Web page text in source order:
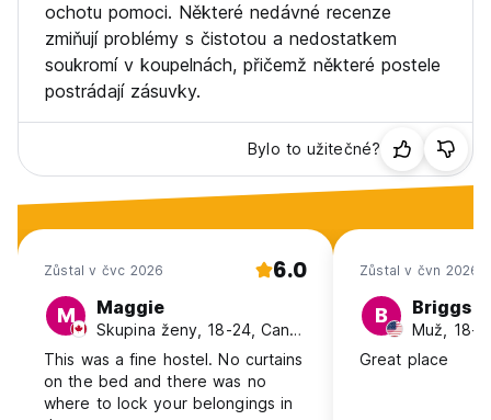
ochotu pomoci. Některé nedávné recenze
zmiňují problémy s čistotou a nedostatkem
soukromí v koupelnách, přičemž některé postele
postrádají zásuvky.
Bylo to užitečné?
Zůstal v čvc 2026 6.0
M Maggie
Skupina ženy, 18-24, Canada
This was a fine hostel. No curtains
on the bed and there was no
where to lock your belongings in
Zůstal v čvn 2026
B Briggs
Muž, 18-
Great place